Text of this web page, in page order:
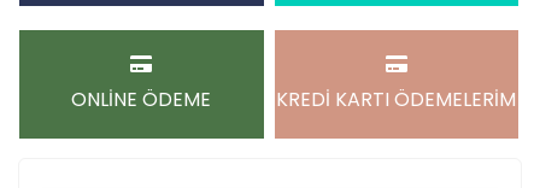
ONLİNE ÖDEME KREDİ KARTI ÖDEMELERİM